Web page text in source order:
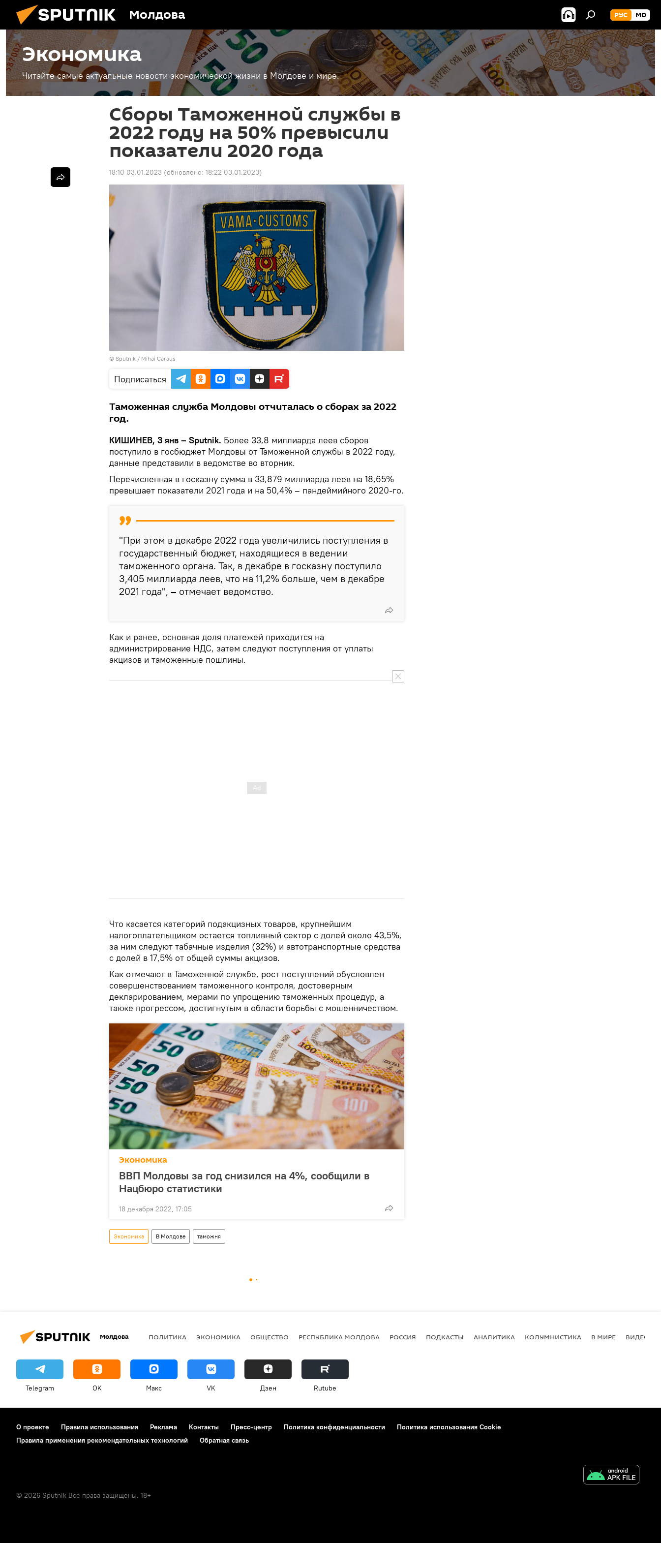
Молдова РУС MD
Экономика
Читайте самые актуальные новости экономической жизни в Молдове и мире.
Сборы Таможенной службы в
2022 году на 50% превысили
показатели 2020 года
18:10 03.01.2023 (обновлено: 18:22 03.01.2023)
© Sputnik / Mihai Caraus
Подписаться
Таможенная служба Молдовы отчиталась о сборах за 2022
год.
КИШИНЕВ, 3 янв – Sputnik. Более 33,8 миллиарда леев сборов
поступило в госбюджет Молдовы от Таможенной службы в 2022 году,
данные представили в ведомстве во вторник.
Перечисленная в госказну сумма в 33,879 миллиарда леев на 18,65%
превышает показатели 2021 года и на 50,4% – пандеймийного 2020-го.
"При этом в декабре 2022 года увеличились поступления в
государственный бюджет, находящиеся в ведении
таможенного органа. Так, в декабре в госказну поступило
3,405 миллиарда леев, что на 11,2% больше, чем в декабре
2021 года", – отмечает ведомство.
Как и ранее, основная доля платежей приходится на
администрирование НДС, затем следуют поступления от уплаты
акцизов и таможенные пошлины.
Что касается категорий подакцизных товаров, крупнейшим
налогоплательщиком остается топливный сектор с долей около 43,5%,
за ним следуют табачные изделия (32%) и автотранспортные средства
с долей в 17,5% от общей суммы акцизов.
Как отмечают в Таможенной службе, рост поступлений обусловлен
совершенствованием таможенного контроля, достоверным
декларированием, мерами по упрощению таможенных процедур, а
также прогрессом, достигнутым в области борьбы с мошенничеством.
Экономика
ВВП Молдовы за год снизился на 4%, сообщили в
Нацбюро статистики
18 декабря 2022, 17:05
Экономика В Молдове таможня
Молдова ПОЛИТИКА ЭКОНОМИКА ОБЩЕСТВО РЕСПУБЛИКА МОЛДОВА РОССИЯ ПОДКАСТЫ АНАЛИТИКА КОЛУМНИСТИКА В МИРЕ ВИДЕО
Telegram OK Макс VK Дзен Rutube
О проекте Правила использования Реклама Контакты Пресс-центр Политика конфиденциальности
Политика использования Cookie
Правила применения рекомендательных технологий
Обратная связь
© 2026 Sputnik Все права защищены. 18+